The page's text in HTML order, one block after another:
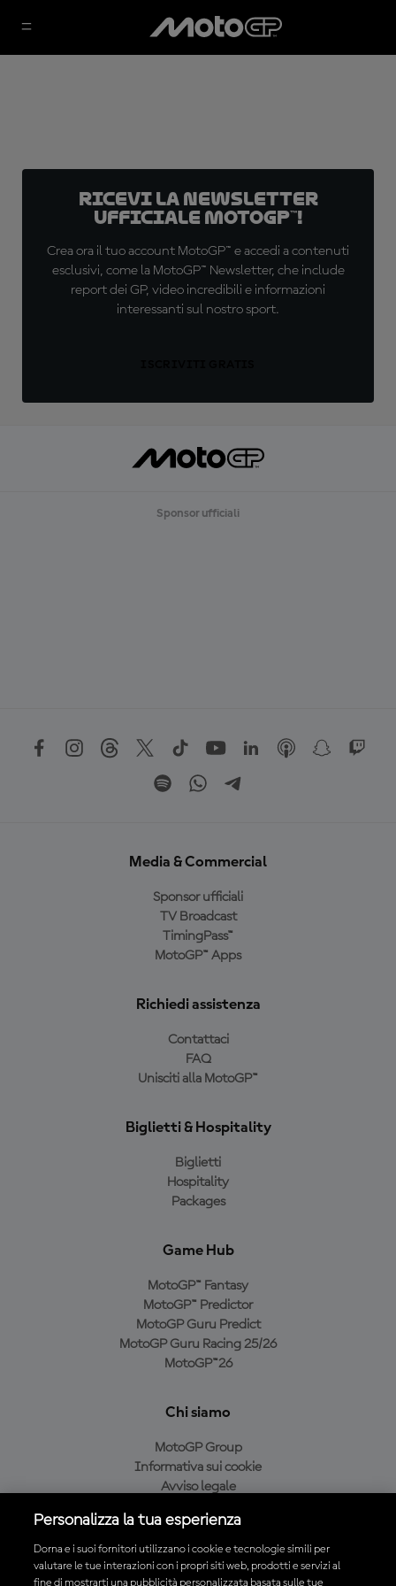
Ricevi la newsletter
ufficiale MotoGP™!
Crea ora il tuo account MotoGP™ e accedi a contenuti
esclusivi, come la MotoGP™ Newsletter, che include
report dei GP, video incredibili e informazioni
interessanti sul nostro sport.
Sponsor ufficiali
Media & Commercial
Sponsor ufficiali
TV Broadcast
TimingPass™
MotoGP™ Apps
Richiedi assistenza
Contattaci
FAQ
Unisciti alla MotoGP™
Biglietti & Hospitality
Biglietti
Hospitality
Packages
Game Hub
MotoGP™ Fantasy
MotoGP™ Predictor
MotoGP Guru Predict
MotoGP Guru Racing 25/26
MotoGP™26
Chi siamo
MotoGP Group
Informativa sui cookie
Avviso legale
Condizioni di acquisto
Personalizza la tua esperienza
Dorna e i suoi fornitori utilizzano i cookie e tecnologie simili per
valutare le tue interazioni con i propri siti web, prodotti e servizi al
fine di mostrarti una pubblicità personalizzata basata sulle tue